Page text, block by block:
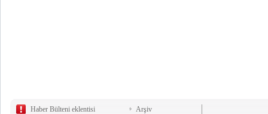
Haber Bülteni eklentisi
Arşiv